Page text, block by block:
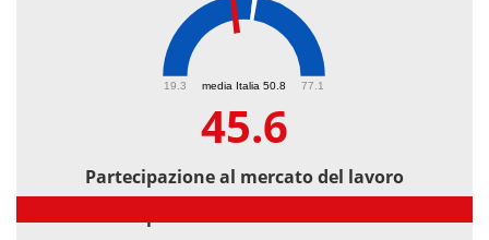
media Italia 50.8
19.3 77.1
45.6
Partecipazione al mercato del lavoro